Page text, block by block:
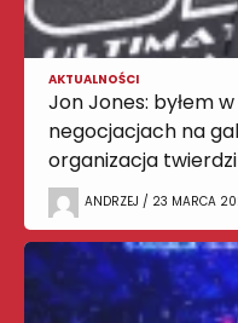
AKTUALNOŚCI
Jon Jones: byłem
negocjacjach na
organizacja
ANDRZEJ / 23 MARCA